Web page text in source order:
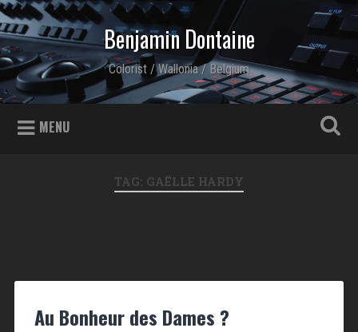
Skip to content
Search
Benjamin Dontaine
Colorist / Wallonia / Belgium
MENU
TAG: GAËLLE HARDY
Au Bonheur des Dames ?